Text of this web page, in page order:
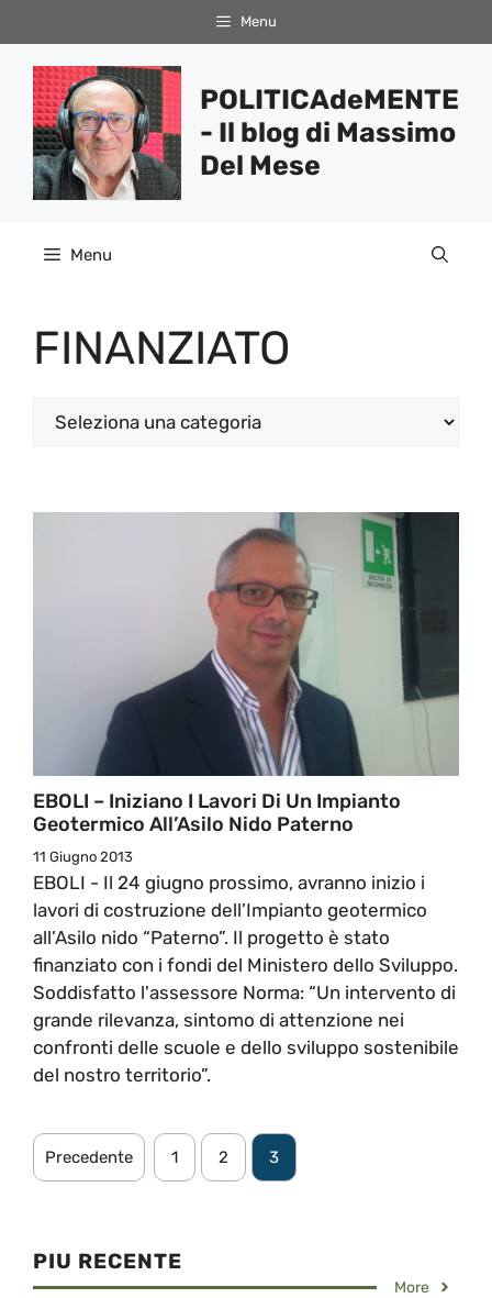
al
contenuto
Menu
POLITICAdeMENTE
- Il blog di Massimo
Del Mese
Menu
FINANZIATO
Categorie
EBOLI – Iniziano I Lavori Di Un Impianto
Geotermico All’Asilo Nido Paterno
11 Giugno 2013
EBOLI - Il 24 giugno prossimo, avranno inizio i
lavori di costruzione dell’Impianto geotermico
all’Asilo nido “Paterno”. Il progetto è stato
finanziato con i fondi del Ministero dello Sviluppo.
Soddisfatto l'assessore Norma: “Un intervento di
grande rilevanza, sintomo di attenzione nei
confronti delle scuole e dello sviluppo sostenibile
del nostro territorio”.
Precedente 1 2 3
PIU RECENTE
More